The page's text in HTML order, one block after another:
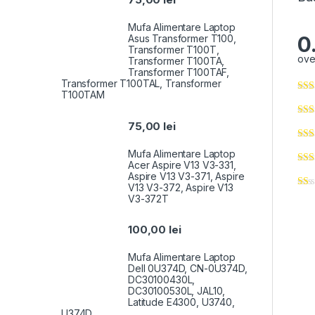
Mufa Alimentare Laptop
Asus Transformer T100,
Transformer T100T,
Transformer T100TA,
Transformer T100TAF,
Transformer T100TAL, Transformer
T100TAM
75,00 lei
Mufa Alimentare Laptop
Acer Aspire V13 V3-331,
Aspire V13 V3-371, Aspire
V13 V3-372, Aspire V13
V3-372T
100,00 lei
Mufa Alimentare Laptop
Dell 0U374D, CN-0U374D,
DC30100430L,
DC30100530L, JAL10,
Latitude E4300, U3740,